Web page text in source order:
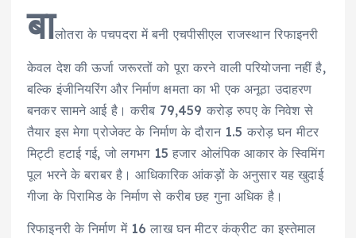
बालोतरा के पचपदरा में बनी एचपीसीएल राजस्थान रिफाइनरी
केवल देश की ऊर्जा जरूरतों को पूरा करने वाली परियोजना नहीं है,
बल्कि इंजीनियरिंग और निर्माण क्षमता का भी एक अनूठा उदाहरण
बनकर सामने आई है। करीब 79,459 करोड़ रुपए के निवेश से
तैयार इस मेगा प्रोजेक्ट के निर्माण के दौरान 1.5 करोड़ घन मीटर
मिट्टी हटाई गई, जो लगभग 15 हजार ओलंपिक आकार के स्विमिंग
पूल भरने के बराबर है। आधिकारिक आंकड़ों के अनुसार यह खुदाई
गीजा के पिरामिड के निर्माण से करीब छह गुना अधिक है।
रिफाइनरी के निर्माण में 16 लाख घन मीटर कंक्रीट का इस्तेमाल